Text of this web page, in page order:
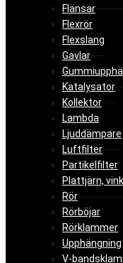
Flänsar
Flexrör
Flexslang
Gavlar
Katalysator
Kollektor
Lambda
Ljuddämpare
Luftfilter
Partikelfilter
Plattjärn,
Rör
Rörböjar
Rörklammer
Upphängning
V-